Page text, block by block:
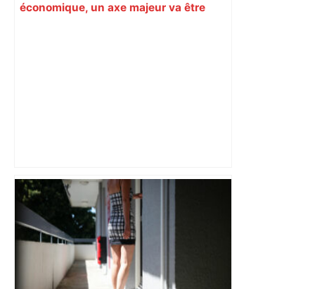
économique, un axe majeur va être
« Rien d'inquiétant » pour Guillaume
Restes, le gardien de Toulouse, après
sa sortie à Metz – L'Équipe